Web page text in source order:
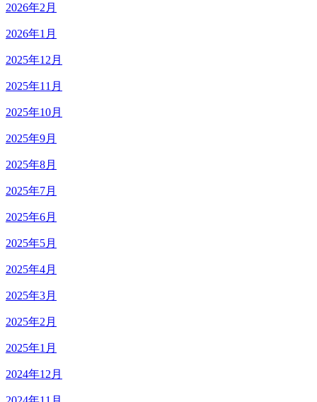
2026年2月
2026年1月
2025年12月
2025年11月
2025年10月
2025年9月
2025年8月
2025年7月
2025年6月
2025年5月
2025年4月
2025年3月
2025年2月
2025年1月
2024年12月